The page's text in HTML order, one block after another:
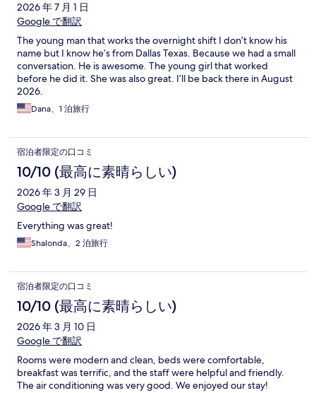
2026 年 7 月 1 日
Google で翻訳
The young man that works the overnight shift I don’t know his
name but I know he’s from Dallas Texas. Because we had a small
conversation. He is awesome. The young girl that worked
before he did it. She was also great. I’ll be back there in August
2026.
Dana、1 泊旅行
宿泊者限定の口コミ
10/10 (最高に素晴らしい)
2026 年 3 月 29 日
Google で翻訳
Everything was great!
Shalonda、2 泊旅行
宿泊者限定の口コミ
10/10 (最高に素晴らしい)
2026 年 3 月 10 日
Google で翻訳
Rooms were modern and clean, beds were comfortable,
breakfast was terrific, and the staff were helpful and friendly.
The air conditioning was very good. We enjoyed our stay!